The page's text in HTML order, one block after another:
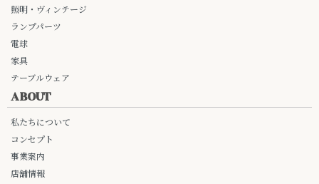
照明・ヴィンテージ
ランプパーツ
電球
家具
テーブルウェア
ABOUT
私たちについて
コンセプト
事業案内
店舗情報